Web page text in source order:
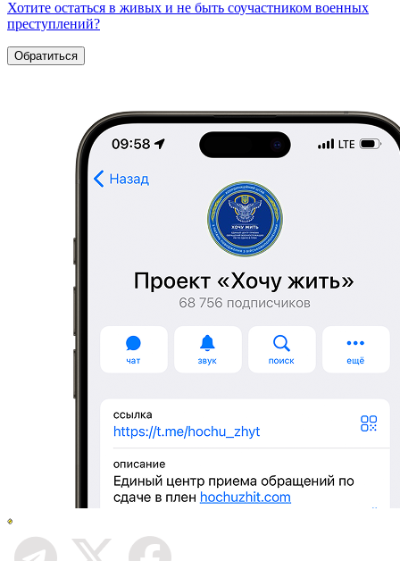
Хотите остаться в живых и не быть соучастником военных
преступлений?
Обратиться